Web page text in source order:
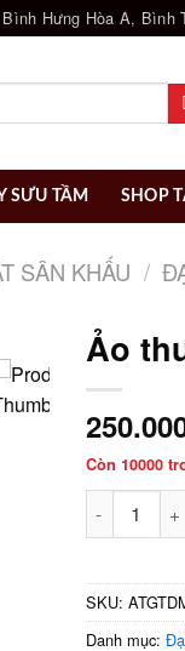
Hưng Hòa A, Bình
SƯU TẦM SHOP
SÂN KHẤU /
Ảo
Còn 10000
Ảo thuật
SKU:
Danh mục: